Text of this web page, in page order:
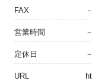
FAX －
営業時間 －
定休日 －
URL